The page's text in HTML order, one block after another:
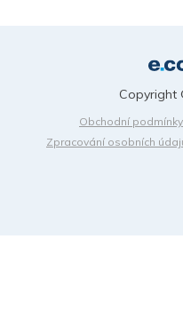
Obchodní podmínky
Zpracování osobních
Copyright